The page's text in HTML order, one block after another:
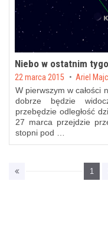
Niebo w ostatnim
Posted on
22 marca 2015 by Ariel
W pierwszym w całości
dobrze będzie
przebędzie odległość
27 marca przejdzie
stopni pod …
1